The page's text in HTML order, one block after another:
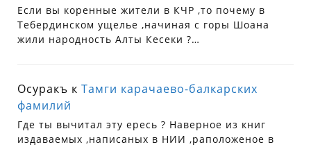
Если вы коренные жители в КЧР ,то почему в
Тебердинском ущелье ,начиная с горы Шоана
жили народность Алты Кесеки ?…
Осуракъ кТамги карачаево-балкарских
фамилий
Где ты вычитал эту ересь ? Наверное из книг
издаваемых ,написаных в НИИ ,раположеное в